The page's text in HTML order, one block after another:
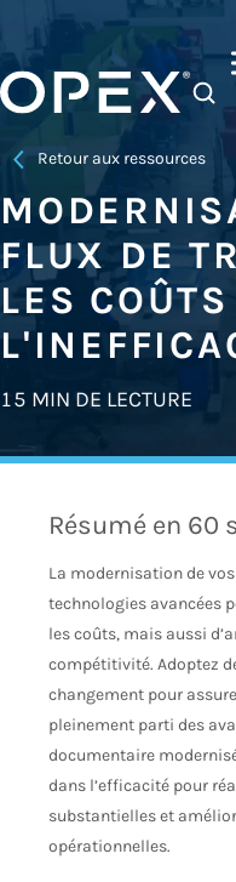
Retour aux ressources
FLUX DE
LES
15 MIN DE LECTURE
Résumé en 60
La modernisation de
technologies avancées
les coûts, mais aussi
compétitivité. Adoptez
changement pour
pleinement parti des
documentaire
dans l’efficacité pour
substantielles et
opérationnelles.